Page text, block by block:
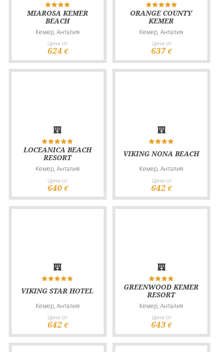
MIAROSA KEMER
BEACH
Кемер, Анталия
Цени от
624 €
ORANGE COUNTY
KEMER
Кемер, Анталия
Цени от
637 €
LOCEANICA BEACH
RESORT
Кемер, Анталия
Цени от
640 €
VIKING NONA BEACH
Кемер, Анталия
Цени от
642 €
VIKING STAR HOTEL
Кемер, Анталия
Цени от
642 €
GREENWOOD KEMER
RESORT
Кемер, Анталия
Цени от
643 €